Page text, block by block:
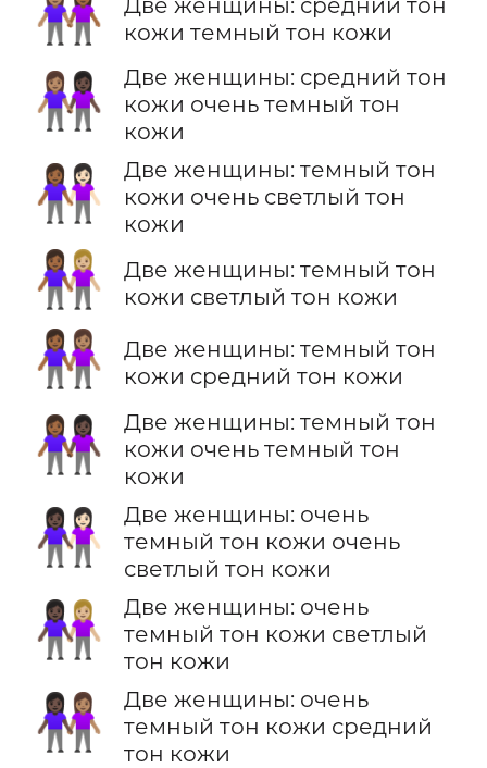
👩🏽‍🤝‍👩🏾
кожи темный тон кожи
👩🏽‍🤝‍👩🏿
Две женщины: средний тон
кожи очень темный тон
кожи
👩🏾‍🤝‍👩🏻
Две женщины: темный тон
кожи очень светлый тон
кожи
👩🏾‍🤝‍👩🏼
Две женщины: темный тон
кожи светлый тон кожи
👩🏾‍🤝‍👩🏽
Две женщины: темный тон
кожи средний тон кожи
👩🏾‍🤝‍👩🏿
Две женщины: темный тон
кожи очень темный тон
кожи
👩🏿‍🤝‍👩🏻
Две женщины: очень
темный тон кожи очень
светлый тон кожи
👩🏿‍🤝‍👩🏼
Две женщины: очень
темный тон кожи светлый
тон кожи
👩🏿‍🤝‍👩🏽
Две женщины: очень
темный тон кожи средний
тон кожи